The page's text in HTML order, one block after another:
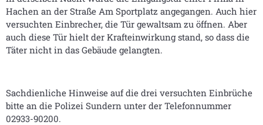
Hachen an der Straße Am Sportplatz angegangen. Auch hier
versuchten Einbrecher, die Tür gewaltsam zu öffnen. Aber
auch diese Tür hielt der Krafteinwirkung stand, so dass die
Täter nicht in das Gebäude gelangten.
Sachdienliche Hinweise auf die drei versuchten Einbrüche
bitte an die Polizei Sundern unter der Telefonnummer
02933-90200.